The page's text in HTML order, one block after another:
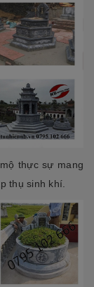
thực sự mang
thụ sinh khí.